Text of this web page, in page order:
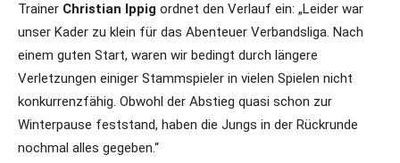
Trainer Christian Ippig ordnet den Verlauf ein: „Leider war
unser Kader zu klein für das Abenteuer Verbandsliga. Nach
einem guten Start, waren wir bedingt durch längere
Verletzungen einiger Stammspieler in vielen Spielen nicht
konkurrenzfähig. Obwohl der Abstieg quasi schon zur
Winterpause feststand, haben die Jungs in der Rückrunde
nochmal alles gegeben.“